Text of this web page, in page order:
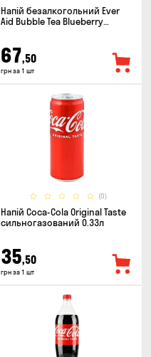
Напій безалкогольний Ever
Aid Bubble Tea Blueberry
67,50
грн за 1 шт
(0)
Напій Coca-Cola Original Taste
сильногазований 0.33л
35,50
грн за 1 шт